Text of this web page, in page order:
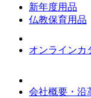
新年度用品
仏教保育用品
オンラインカ
会社概要・沿